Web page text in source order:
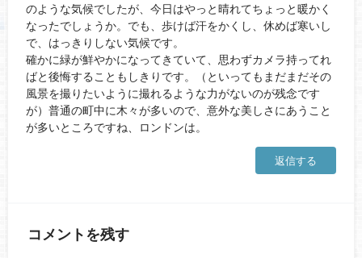
のような気候でしたが、今日はやっと晴れてちょっと暖かく
なったでしょうか。でも、歩けば汗をかくし、休めば寒いし
で、はっきりしない気候です。
確かに緑が鮮やかになってきていて、思わずカメラ持ってれ
ばと後悔することもしきりです。（といってもまだまだその
風景を撮りたいように撮れるような力がないのが残念です
が）普通の町中に木々が多いので、意外な美しさにあうこと
が多いところですね、ロンドンは。
返信する
コメントを残す